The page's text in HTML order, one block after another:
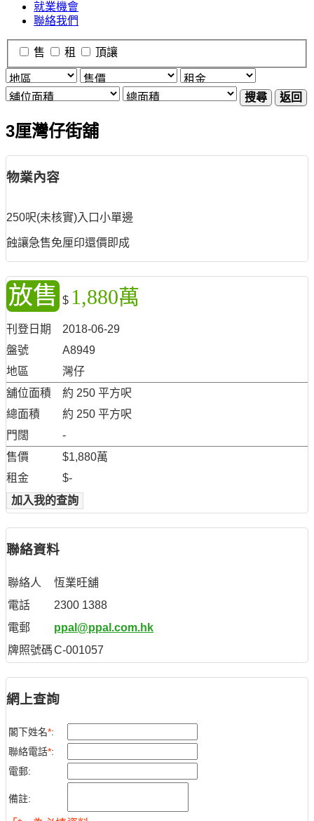
就業機會
聯絡我們
售 租 頂讓
搜尋 返回
3厘灣仔街舖
物業內容
250呎(未核實)入口小單邊
蝕讓急售免厘印還價即成
放售 $ 1,880萬
刊登日期
2018-06-29
盤號
A8949
地區
灣仔
舖位面積
約 250 平方呎
總面積
約 250 平方呎
門闊
-
售價
$1,880萬
租金
$-
加入我的查詢
聯絡資料
聯絡人
恆業旺舖
電話
2300 1388
電郵
ppal@ppal.com.hk
牌照號碼C-001057
網上查詢
閣下姓名*:
聯絡電話*:
電郵:
備註: